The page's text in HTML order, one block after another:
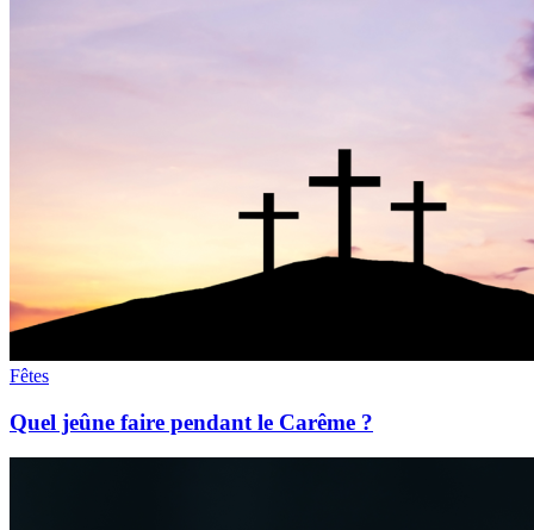
Fêtes
Quel jeûne faire pendant le Carême ?